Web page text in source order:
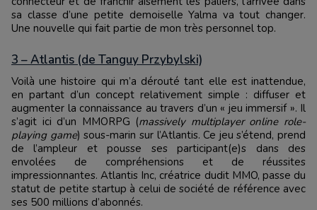
sa classe d’une petite demoiselle Yalma va tout changer.
Une nouvelle qui fait partie de mon très personnel top.
3 – Atlantis (de Tanguy Przybylski)
Voilà une histoire qui m’a dérouté tant elle est inattendue,
en partant d’un concept relativement simple : diffuser et
augmenter la connaissance au travers d’un « jeu immersif ». Il
s’agit ici d’un MMORPG (massively multiplayer online role-
playing game) sous-marin sur l’Atlantis. Ce jeu s’étend, prend
de l’ampleur et pousse ses participant(e)s dans des
envolées de compréhensions et de réussites
impressionnantes. Atlantis Inc, créatrice dudit MMO, passe du
statut de petite startup à celui de société de référence avec
ses 500 millions d’abonnés.